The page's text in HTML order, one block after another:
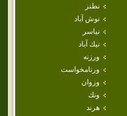
نطنز
نوش آباد
نياسر
نيك آباد
ورزنه
ورنامخواست
وزوان
ونك
هرند